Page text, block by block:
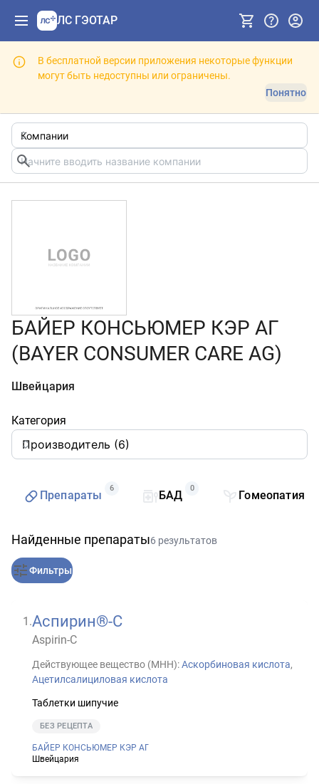
ЛС ГЭОТАР
В бесплатной версии приложения некоторые функции
могут быть недоступны или ограничены.
Понятно
БАЙЕР КОНСЬЮМЕР КЭР АГ
(BAYER CONSUMER CARE AG)
Швейцария
Категория
Препараты
6
БАД
0
Гомеопатия
Найденные препараты6 результатов
Фильтры
1 .Аспирин®-C
Aspirin-C
Действующее вещество (МНН):Аскорбиновая кислота,
Ацетилсалициловая кислота
Таблетки шипучие
БЕЗ РЕЦЕПТА
БАЙЕР КОНСЬЮМЕР КЭР АГ
Швейцария